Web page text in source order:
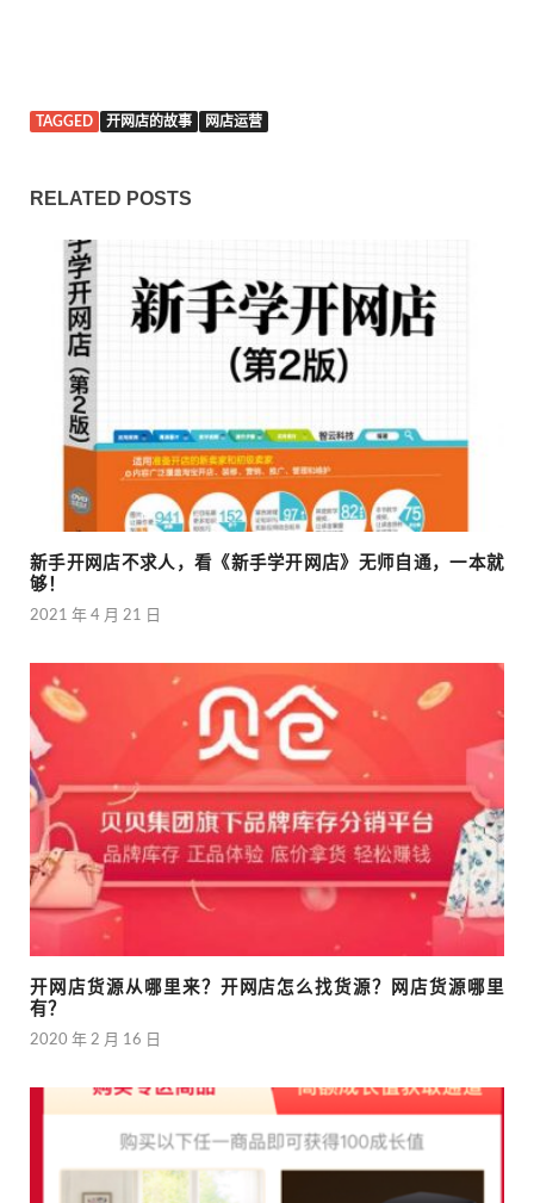
TAGGED 开网店的故事 网店运营
RELATED POSTS
新手开网店不求人，看《新手学开网店》无师自通，一本就
够！
2021 年 4 月 21 日
开网店货源从哪里来？开网店怎么找货源？网店货源哪里
有？
2020 年 2 月 16 日